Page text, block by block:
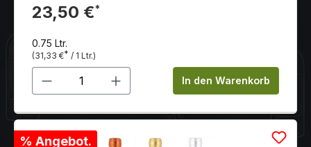
begleiteten langem Abgang.
23,50 €*
0.75 Ltr.
(31,33 €* / 1 Ltr.)
Produkt Anzahl: Gib denIn den Warenkorb
% Angebot.